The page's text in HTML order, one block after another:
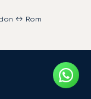
↔ Rom
Rom